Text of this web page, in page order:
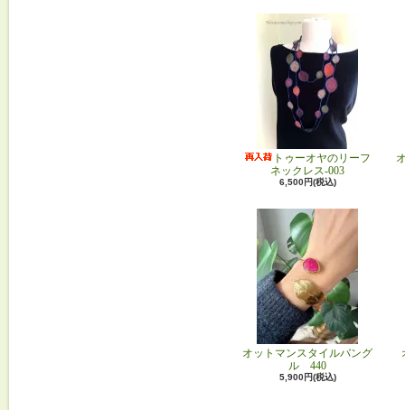
トゥーオヤのリーフ
ネックレス-003
6,500円(税込)
オットマンスタイルバング
ル 440
5,900円(税込)